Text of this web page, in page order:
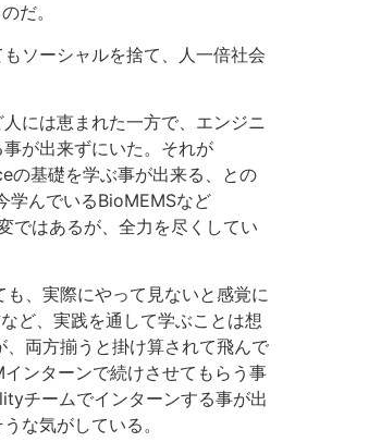
だ。
ソーシャルを捨て、人一倍社会
には恵まれた一方で、エンジニ
が出来ずにいた。それが
基礎を学ぶ事が出来る、との
学んでいるBioMEMSなど
ではあるが、全力を尽くしてい
、実際にやって見ないと感覚に
ど、実践を通して学ぶことは想
両方揃うと掛け算されて飛んで
ンターンで続けさせてもらう事
チームでインターンする事が出
な気がしている。